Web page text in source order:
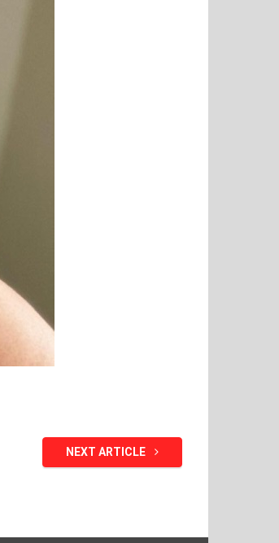
NEXT ARTICLE